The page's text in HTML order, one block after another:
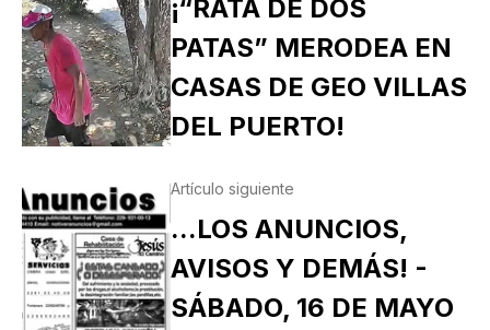
¡“RATA DE DOS
PATAS” MERODEA EN
CASAS DE GEO VILLAS
DEL PUERTO!
Artículo siguiente
...LOS ANUNCIOS,
AVISOS Y DEMÁS! -
SÁBADO, 16 DE MAYO